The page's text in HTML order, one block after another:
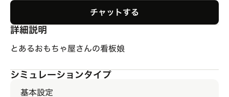
チャットする
詳細説明
とあるおもちゃ屋さんの看板娘
シミュレーションタイプ
基本設定